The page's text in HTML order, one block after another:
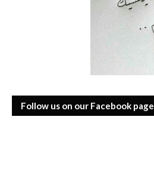
Follow us on our Facebook page